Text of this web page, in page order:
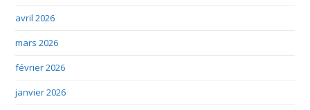
avril 2026
mars 2026
février 2026
janvier 2026